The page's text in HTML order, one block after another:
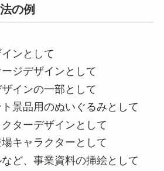
の例
ンとして
ジデザインとして
インの一部として
景品用のぬいぐるみとして
ターデザインとして
キャラクターとして
ど、事業資料の挿絵として